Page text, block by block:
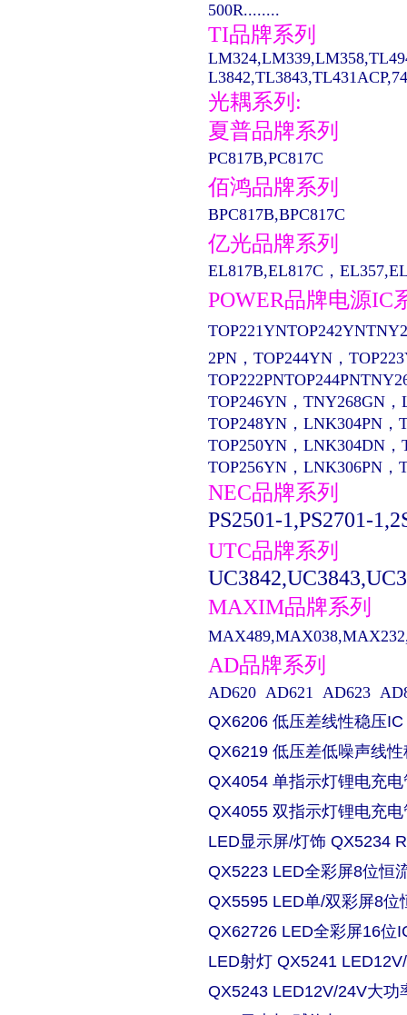
500R........
TI品牌系列
光耦系列:
夏普品牌系列
PC817B,PC817C
佰鸿品牌系列
BPC817B,BPC817C
亿光品牌系列
EL817B,EL817C，
POWER品牌电源IC
2PN，TOP244YN，
TOP246YN，TNY268GN
TOP248YN，LNK304PN，
TOP250YN，LNK304DN，
TOP256YN，LNK306PN
NEC品牌系列
PS2501-1,PS2701-
UTC品牌系列
MAXIM品牌系列
AD品牌系列
AD620 AD621 AD623
QX6206 低压差线性稳压IC
QX6219 低压差低噪声线
QX4054 单指示灯锂电充
QX4055 双指示灯锂电充
LED显示屏/灯饰 QX5234
QX5223 LED全彩屏8位恒
QX5595 LED单/双彩屏8位
QX62726 LED全彩屏16位
LED射灯 QX5241
QX5243 LED12V/24V大